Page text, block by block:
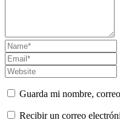
Guarda mi nombre,
Recibir un correo